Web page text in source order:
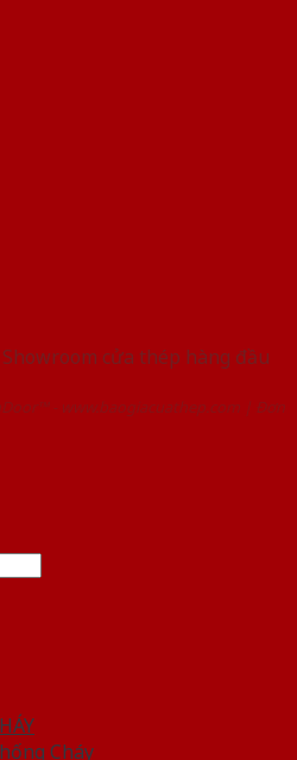
cửa thép hàng đầu
- www.baogiacuathep.com | Đơn
Cháy